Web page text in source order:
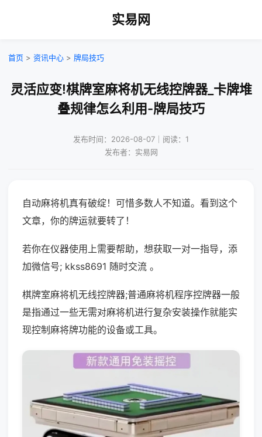
实易网
首页 > 资讯中心 > 牌局技巧
灵活应变!棋牌室麻将机无线控牌器_卡牌堆
叠规律怎么利用-牌局技巧
发布时间：2026-08-07｜阅读：1
发布者：实易网
自动麻将机真有破绽！可惜多数人不知道。看到这个
文章，你的牌运就要转了！
若你在仪器使用上需要帮助，想获取一对一指导，添
加微信号; kkss8691 随时交流 。
棋牌室麻将机无线控牌器;普通麻将机程序控牌器一般
是指通过一些无需对麻将机进行复杂安装操作就能实
现控制麻将牌功能的设备或工具。